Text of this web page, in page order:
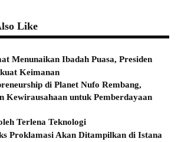
Like
Menunaikan Ibadah Puasa, Presiden
Keimanan
di Planet Nufo Rembang,
Kewirausahaan untuk Pemberdayaan
Terlena Teknologi
Proklamasi Akan Ditampilkan di Istana